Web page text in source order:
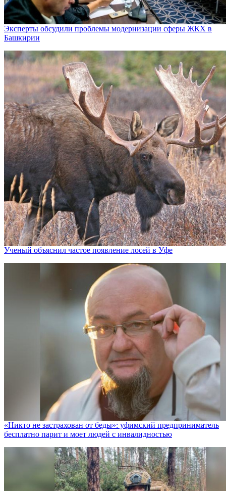
Эксперты обсудили проблемы модернизации сферы ЖКХ в
Башкирии
Ученый объяснил частое появление лосей в Уфе
«Никто не заcтрахован от беды»: уфимский предприниматель
бесплатно парит и моет людей с инвалидностью